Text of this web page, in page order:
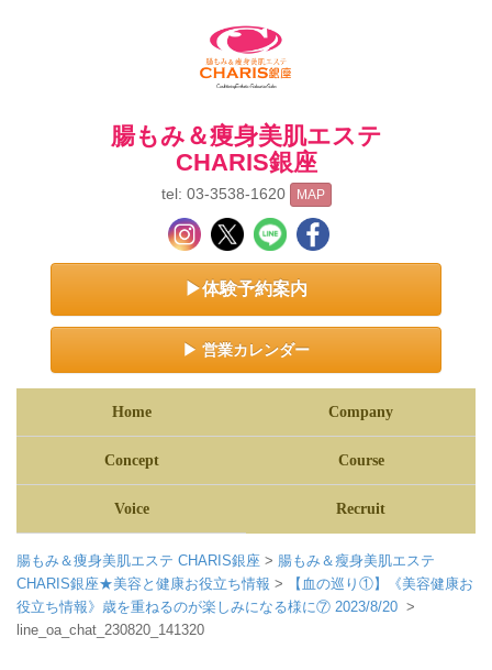
腸もみ＆痩身美肌エステ
CHARIS銀座
tel: 03-3538-1620 MAP
▶体験予約案内
▶ 営業カレンダー
Home Company
Concept Course
Voice Recruit
腸もみ＆痩身美肌エステ CHARIS銀座 > 腸もみ＆瘦身美肌エステ
CHARIS銀座★美容と健康お役立ち情報 >
【血の巡り①】《美容健康お
役立ち情報》歳を重ねるのが楽しみになる様に⑦ 2023/8/20 >
line_oa_chat_230820_141320